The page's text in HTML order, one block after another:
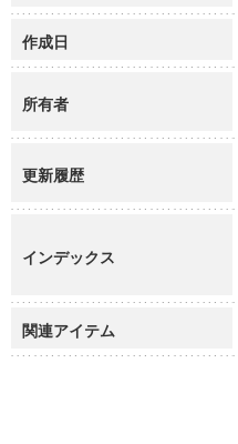
作成日
所有者
更新履歴
インデックス
関連アイテム